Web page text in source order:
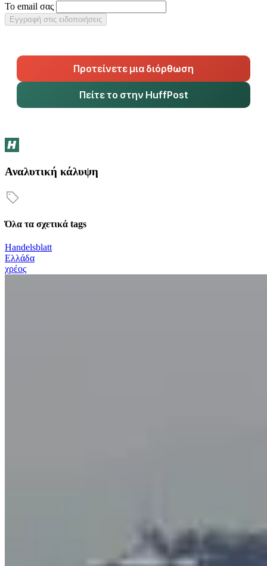
Το email σας
Εγγραφή στις ειδοποιήσεις
Προτείνετε μια διόρθωση
Πείτε το στην HuffPost
Αναλυτική κάλυψη
Όλα τα σχετικά tags
Handelsblatt
Ελλάδα
χρέος